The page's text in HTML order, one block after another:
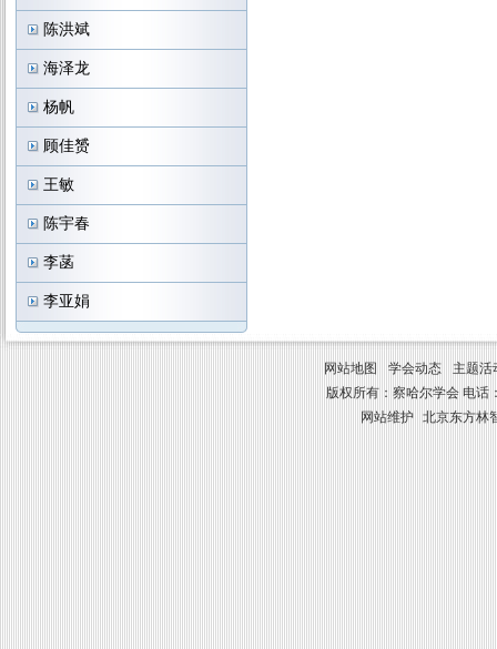
陈洪斌
海泽龙
杨帆
顾佳赟
王敏
陈宇春
李菡
李亚娟
网站地图 学会动态
主题活
版权所有：察哈尔学会 电话
网站维护 北京东方林